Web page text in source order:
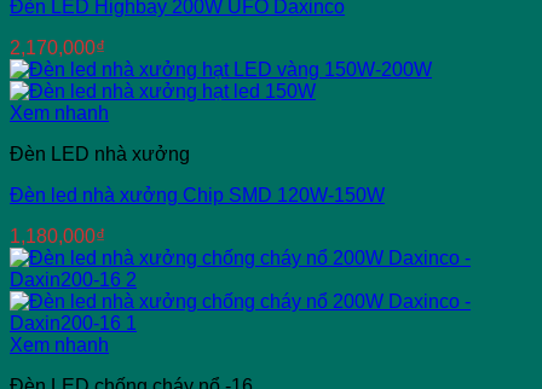
Đèn LED Highbay 200W UFO Daxinco
2,170,000₫
Xem nhanh
Đèn LED nhà xưởng
Đèn led nhà xưởng Chip SMD 120W-150W
1,180,000₫
Xem nhanh